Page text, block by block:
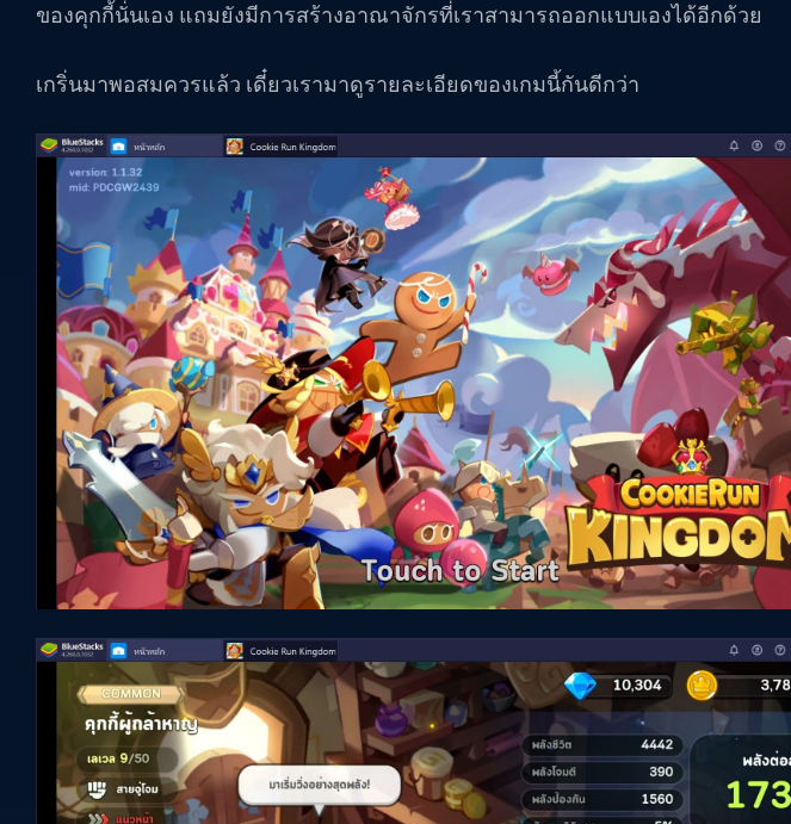
ของคุกกี้นั่นเอง แถมยังมีการสร้างอาณาจักรที่เราสามารถออกแบบเองได้อีกด้วย
เกริ่นมาพอสมควรแล้ว เดี๋ยวเรามาดูรายละเอียดของเกมนี้กันดีกว่า